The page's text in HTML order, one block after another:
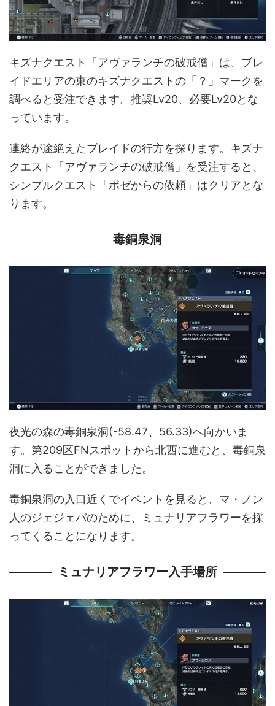
キズナクエスト「アヴァランチの破戒僧」は、ブレ
イドエリアの東のキズナクエストの「？」マークを
調べると受注できます。推奨Lv20、必要Lv20とな
っています。
連絡が途絶えたブレイドの行方を探ります。キズナ
クエスト「アヴァランチの破戒僧」を受注すると、
シンプルクエスト「ボゼからの依頼」はクリアとな
ります。
毒銅泉洞
夜光の森の毒銅泉洞(-58.47、56.33)へ向かいま
す。第209区FNスポットから北西に進むと、毒銅泉
洞に入ることができました。
毒銅泉洞の入口近くでイベントを見ると、マ・ノン
人のジェジェバのために、ミュナリアフラワーを採
ってくることになります。
ミュナリアフラワー入手場所